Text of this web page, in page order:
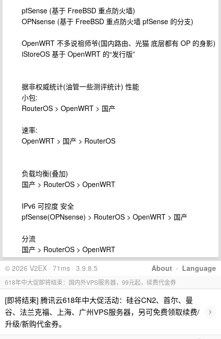
pfSense (基于 FreeBSD 重点防火墙)
OPNsense (基于 FreeBSD 重点防火墙 pfSense 的分支)
OpenWRT 不多说祖师爷(国内路由、光猫 底层都有 OP 的身影)
iStoreOS 基于 OpenWRT 的“发行版”
据非权威统计(油管一些测评统计) 性能
小包:
RouterOS > OpenWRT > 国产
速率:
OpenWRT > 国产 > RouterOS
负载均衡(叠加)
国产 > RouterOS > OpenWRT
IPv6 可控度 安全
pfSense(OPNsense) > RouterOS > OpenWRT > 国产
分流
国产 > RouterOS > OpenWRT
About · Language
© 2026 V2EX · 71ms · 3.9.8.5
618年中大促即将结束：国内外VPS服务器，99元起，续费代金券
[即将结束] 腾讯云618年中大促活动：硅谷CN2、首尔、曼
谷、法兰克福、上海、广州VPS服务器，另可免费领取续费/
升级/新购代金券。
›